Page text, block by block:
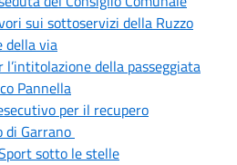
sui sottoservizi della Ruzzo
della via
della passeggiata
Pannella
per il recupero
Garrano
sotto le stelle